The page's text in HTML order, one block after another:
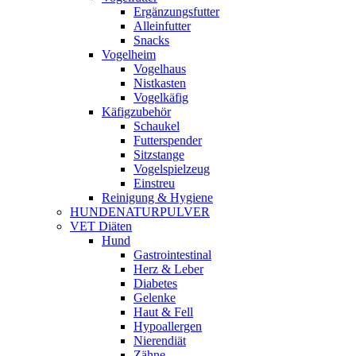
Ergänzungsfutter
Alleinfutter
Snacks
Vogelheim
Vogelhaus
Nistkasten
Vogelkäfig
Käfigzubehör
Schaukel
Futterspender
Sitzstange
Vogelspielzeug
Einstreu
Reinigung & Hygiene
HUNDENATURPULVER
VET Diäten
Hund
Gastrointestinal
Herz & Leber
Diabetes
Gelenke
Haut & Fell
Hypoallergen
Nierendiät